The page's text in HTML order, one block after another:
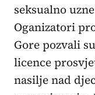
seksualno
Oganizatori
Gore pozvali
licence
nasilje nad